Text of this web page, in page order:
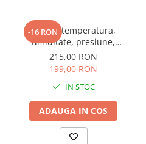
-16 RON
Senzor temperatura,
umiditate, presiune,
miscare
215,00 RON
199,00 RON
IN STOC
ADAUGA IN COS